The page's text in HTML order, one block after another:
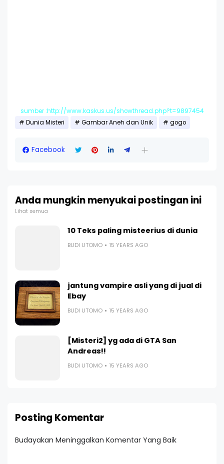
sumber :http://www.kaskus.us/showthread.php?t=9897454
Dunia Misteri
Gambar Aneh dan Unik gogo
Facebook
Anda mungkin menyukai postingan ini
Lihat semua
10 Teks paling misteerius di dunia
BUDI UTOMO 15 YEARS AGO
jantung vampire asli yang di jual di
Ebay
BUDI UTOMO 15 YEARS AGO
[Misteri2] yg ada di GTA San
Andreas!!
BUDI UTOMO 15 YEARS AGO
Posting Komentar
Budayakan Meninggalkan Komentar Yang Baik